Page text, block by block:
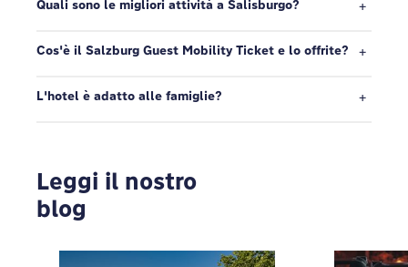
Quali sono le migliori attività a Salisburgo?
Cos'è il Salzburg Guest Mobility Ticket e lo offrite?
L'hotel è adatto alle famiglie?
Leggi il nostro
blog